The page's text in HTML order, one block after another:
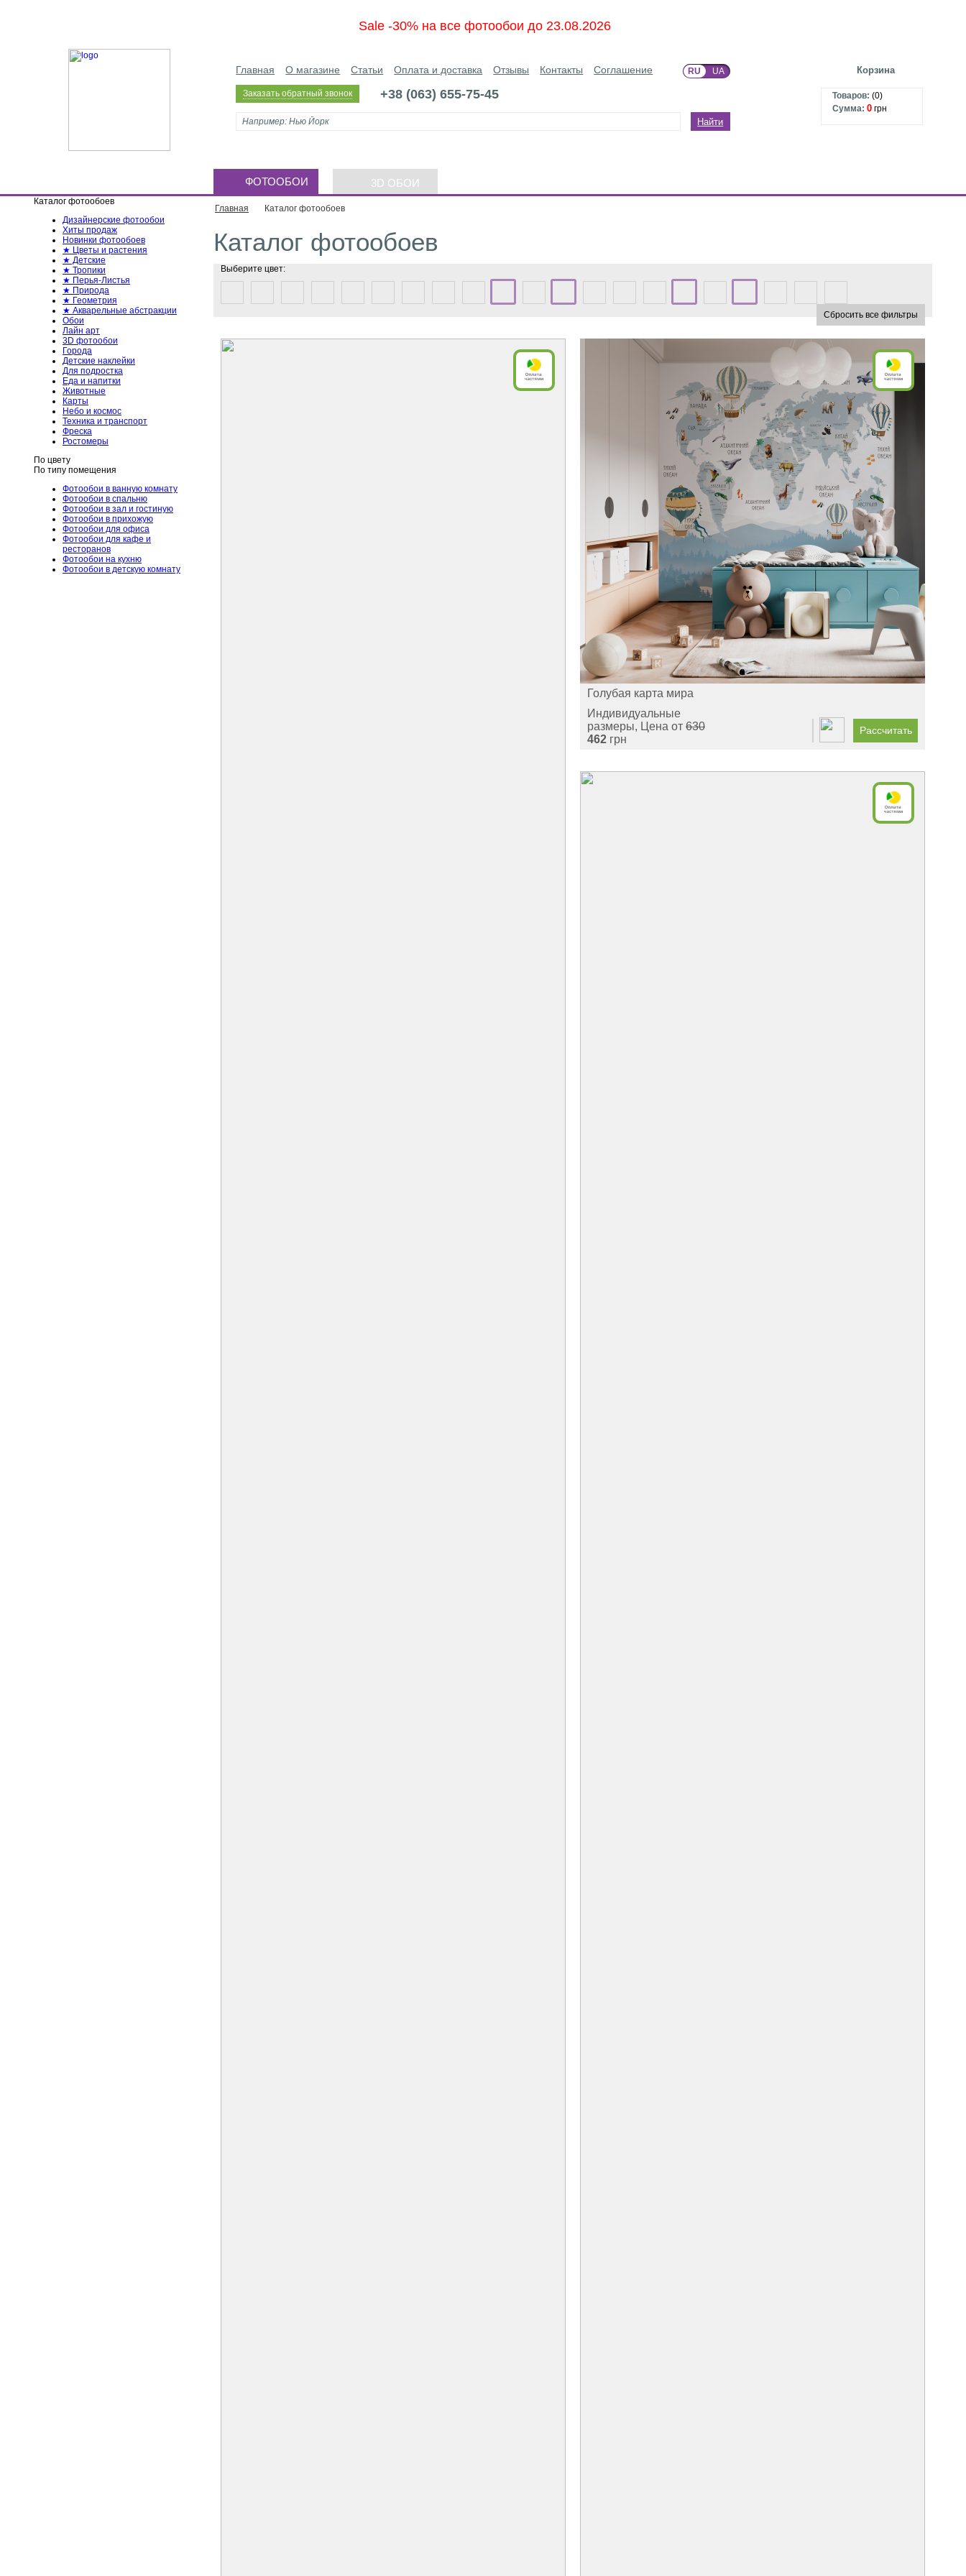
Sale -30% на все фотообои до 23.08.2026
Главная О магазине Статьи Оплата и доставка Отзывы Контакты Соглашение RU UA
Заказать обратный звонок +38 (063) 655-75-45
Найти
Корзина
Товаров: (0)
Сумма: 0 грн
ФОТООБОИ 3D ОБОИ
Каталог фотообоев
Дизайнерские фотообои
Хиты продаж
Новинки фотообоев
★ Цветы и растения
★ Детские
★ Тропики
★ Перья-Листья
★ Природа
★ Геометрия
★ Акварельные абстракции
Обои
Лайн арт
3D фотообои
Города
Детские наклейки
Для подростка
Еда и напитки
Животные
Карты
Небо и космос
Техника и транспорт
Фреска
Ростомеры
По цвету
По типу помещения
Фотообои в ванную комнату
Фотообои в спальню
Фотообои в зал и гостиную
Фотообои в прихожую
Фотообои для офиса
Фотообои для кафе и
ресторанов
Фотообои на кухню
Фотообои в детскую комнату
Главная Каталог фотообоев
Каталог фотообоев
Выберите цвет:
Сбросить все фильтры
Голубая карта мира
Индивидуальные
размеры, Цена от 630
462 грн
Рассчитать